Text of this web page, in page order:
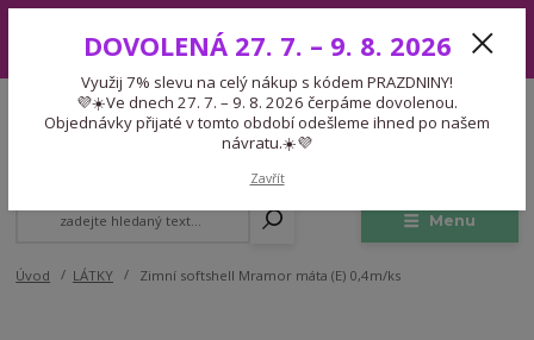
7. – 9. 8. 2026 čerpáme dovolenou. Objednávky přijaté v tomto období
odešleme ihned po našem návratu.☀️💜
Menu
CZK
Expedice 775 866 913
Po-Čt 9-15:30 Pá 9-14:30 Pauza 13-13:45
Úvod LÁTKY Zimní softshell Mramor máta (E) 0,4m/ks
DOVOLENÁ 27. 7. – 9. 8. 2026
Využij 7% slevu na celý nákup s kódem PRAZDNINY!
💜☀️Ve dnech 27. 7. – 9. 8. 2026 čerpáme dovolenou.
Objednávky přijaté v tomto období odešleme ihned po našem
návratu.☀️💜
Zavřít